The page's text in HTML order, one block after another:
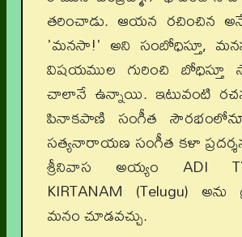
తరించాడు. ఆయన రచించిన
'మనసా!' అని సంబోధిస్తూ,
విషయముల గురించి బోధిస్తూ
చాలానే ఉన్నాయి. ఇటువంటి
పినాకపాణి సంగీత
సత్యనారాయణ సంగీత కళా
శ్రీనివాస అయ్యం ADI
KIRTANAM (Telugu)
మనం చూడవచ్చు.